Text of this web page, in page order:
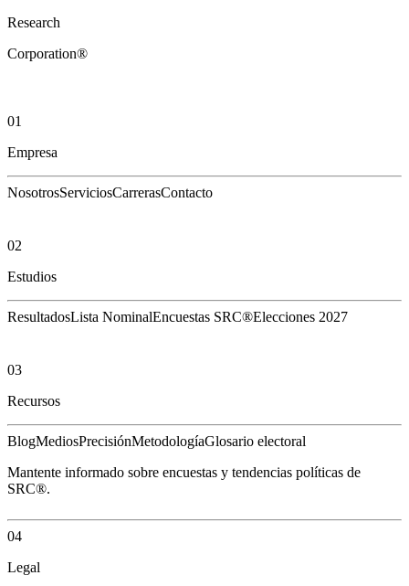
Research
Corporation®
01
Empresa
NosotrosServiciosCarrerasContacto
02
Estudios
ResultadosLista NominalEncuestas SRC®Elecciones 2027
03
Recursos
BlogMediosPrecisiónMetodologíaGlosario electoral
Mantente informado sobre encuestas y tendencias políticas de
SRC®.
04
Legal